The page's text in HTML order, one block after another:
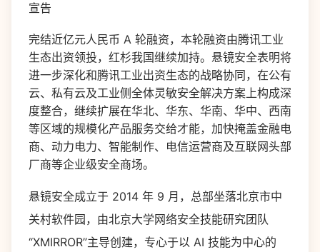
宣告
完结近亿元人民币 A 轮融资，本轮融资由腾讯工业
生态出资领投，红杉我国继续加持。悬镜安全表明将
进一步深化和腾讯工业出资生态的战略协同，在公有
云、私有云及工业侧全体灵敏安全解决方案上构成深
度整合，继续扩展在华北、华东、华南、华中、西南
等区域的规模化产品服务交给才能，加快掩盖金融电
商、动力电力、智能制作、电信运营商及互联网头部
厂商等企业级安全商场。
悬镜安全成立于 2014 年 9 月，总部坐落北京市中
关村软件园，由北京大学网络安全技能研究团队
“XMIRROR”主导创建，专心于以 AI 技能为中心的